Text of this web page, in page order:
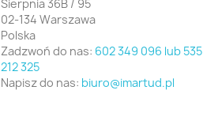
Sierpnia 36B / 95
02-134 Warszawa
Polska
Zadzwoń do nas: 602 349 096 lub 535
212 325
Napisz do nas: biuro@imartud.pl